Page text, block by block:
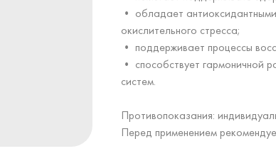
• обладает
окислительного стресса;
• поддерживает процессы
• способствует гармоничной
систем.
Противопоказания:
Перед применением